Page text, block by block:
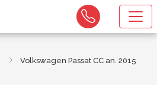
Volkswagen Passat CC an. 2015